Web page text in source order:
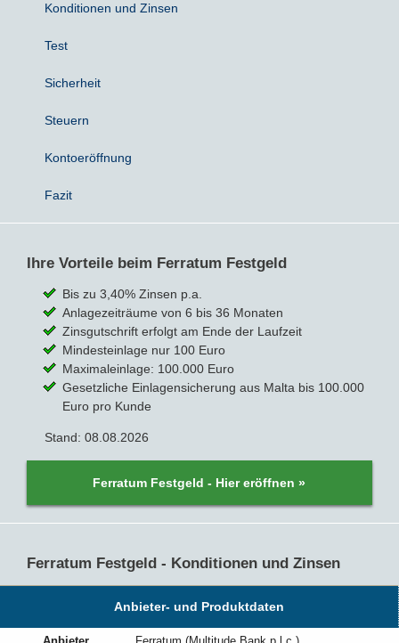
Konditionen und Zinsen
Test
Sicherheit
Steuern
Kontoeröffnung
Fazit
Ihre Vorteile beim Ferratum Festgeld
Bis zu 3,40% Zinsen p.a.
Anlagezeiträume von 6 bis 36 Monaten
Zinsgutschrift erfolgt am Ende der Laufzeit
Mindesteinlage nur 100 Euro
Maximaleinlage: 100.000 Euro
Gesetzliche Einlagensicherung aus Malta bis 100.000
Euro pro Kunde
Stand: 08.08.2026
Ferratum Festgeld - Hier eröffnen »
Ferratum Festgeld - Konditionen und Zinsen
Anbieter- und Produktdaten